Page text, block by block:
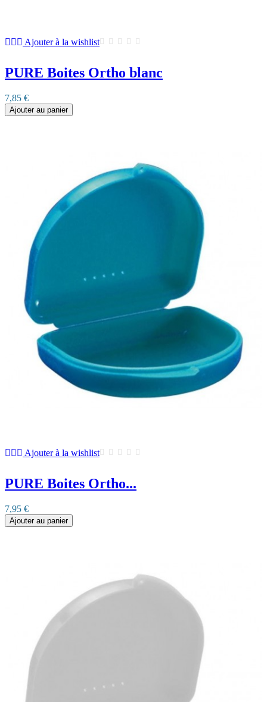
Ajouter à la wishlist
PURE Boites Ortho blanc
7,85 €
Ajouter au panier
Ajouter à la wishlist
PURE Boites Ortho...
7,95 €
Ajouter au panier